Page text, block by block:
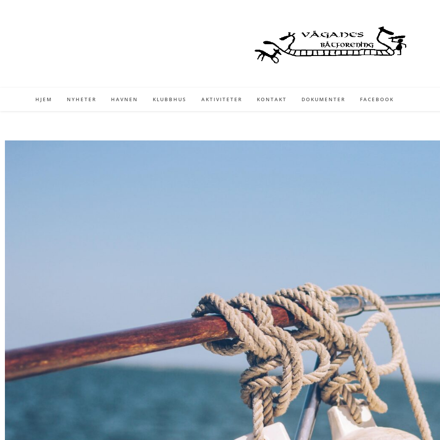
HJEM NYHETER HAVNEN KLUBBHUS AKTIVITETER KONTAKT DOKUMENTER FACEBOOK